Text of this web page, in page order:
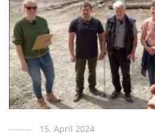
15. April 2024